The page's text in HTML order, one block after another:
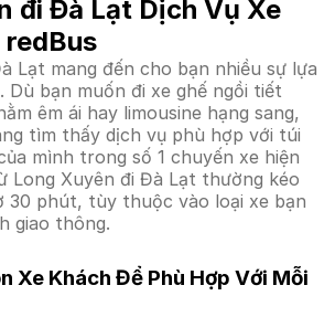
đi Đà Lạt Dịch Vụ Xe
Lạt mang đến cho bạn nhiều sự lựa
Dù bạn muốn đi xe ghế ngồi tiết
êm ái hay limousine hạng sang,
tìm thấy dịch vụ phù hợp với túi
mình trong số 1 chuyến xe hiện
Long Xuyên đi Đà Lạt thường kéo
30 phút, tùy thuộc vào loại xe bạn
giao thông.
Xe Khách Để Phù Hợp Với Mỗi